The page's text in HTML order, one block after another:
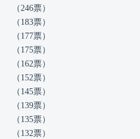
（246票）
（183票）
（177票）
（175票）
（162票）
（152票）
（145票）
（139票）
（135票）
（132票）